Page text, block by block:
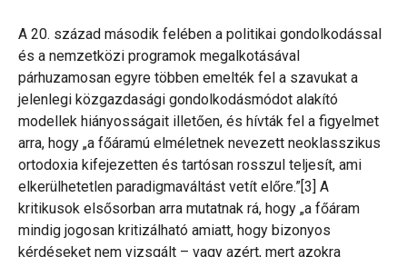
A 20. század második felében a politikai gondolkodással
és a nemzetközi programok megalkotásával
párhuzamosan egyre többen emelték fel a szavukat a
jelenlegi közgazdasági gondolkodásmódot alakító
modellek hiányosságait illetően, és hívták fel a figyelmet
arra, hogy „a főáramú elméletnek nevezett neoklasszikus
ortodoxia kifejezetten és tartósan rosszul teljesít, ami
elkerülhetetlen paradigmaváltást vetít előre.”[3] A
kritikusok elsősorban arra mutatnak rá, hogy „a főáram
mindig jogosan kritizálható amiatt, hogy bizonyos
kérdéseket nem vizsgált – vagy azért, mert azokra